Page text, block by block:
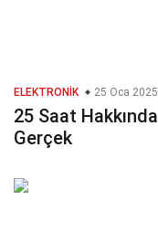
ELEKTRONIK 25 Oca 2025
25 Saat Hakkında
Gerçek